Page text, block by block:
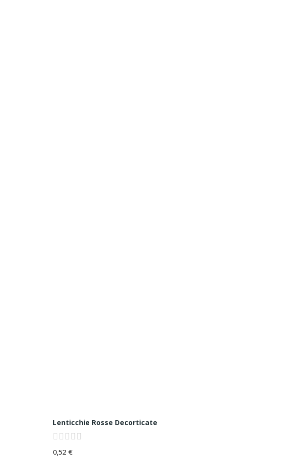
Lenticchie Rosse Decorticate
0,52 €